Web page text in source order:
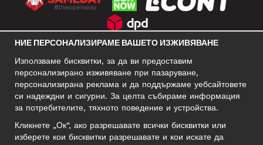
БИЗНЕС АДРЕС
Narva mnt 5, EE-10117 Tallinn
Reg: 12356245
НИЕ ПЕРСОНАЛИЗИРАМЕ ВАШЕТО ИЗЖИВЯВАНЕ
Използваме бисквитки, за да ви предоставим
персонализирано изживяване при пазаруване,
персонализирана реклама и да поддържаме уебсайтовете
си надеждни и сигурни. За целта събираме информация
за потребителите, тяхното поведение и устройства.
Кликнете „Ок“, ако разрешавате всички бисквитки или
изберете кои бисквитки разрешавате и кои искате да